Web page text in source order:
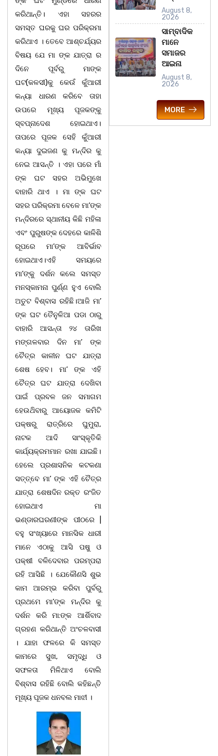
କରିଥାନ୍ତି। ଏହା ସହରର
ସମସ୍ତ ଘରକୁ ଘର ପରିକ୍ରମା
କରିଥାଏ । ତେବେ ଆଶ୍ଚର୍ଯ୍ୟର
ବିଷୟ ଯେ ମା ଙ୍କ ଯାତ୍ରା ର
ଦିନେ ପୂର୍ବରୁ ମାଙ୍କ
ଘଟ(କଳସୀ)କୁ କେଉଁ କୁଁଆରୀ
କନ୍ୟା ଧାରଣ କରିବେ ତାହା
ଉପରେ ମୂଖ୍ୟ ପୂଜକଙ୍କୁ
ସ୍ବପ୍ନାଦେଶ ହୋଇଥାଏ।
ତାପରେ ପୂଜକ ସେହି କୁଁଆରୀ
କନ୍ୟା ଦୁଇଜଣ କୁ ମନ୍ଦିର କୁ
ନେଇ ଆସନ୍ତି । ଏହା ପରେ ମାଁ
ଙ୍କ ଘଟ ସହର ଅଭିମୁଖେ
ବାହାରି ଥାଏ । ମା ଙ୍କ ଘଟ
ସହର ପରିକ୍ରମା ବେଳେ ମା’ଙ୍କ
ମନ୍ଦିରରେ ସ୍ଥାନୀୟ କିଛି ମହିଳା
ଏବଂ ପୁରୁଷଙ୍କ ଦେହରେ କାଳିଶି
ରୂପରେ ମା’ଙ୍କ ଆବିର୍ଭାବ
ହୋଇଥାଏ।ଏହି ସମୟରେ
ମା’ଙ୍କୁ ଦର୍ଶନ କଲେ ସମସ୍ତ
ମନସ୍କାମନା ପୁର୍ଣ୍ଣ ହୁଏ ବୋଲି
ଅତୁଟ ବିଶ୍ବାସ ରହିଛି।ଆଜି ମା’
ଙ୍କ ଘଟ ତୈନୁଳିଆ ପଡା ଠାରୁ
ବାହାରି ଆସନ୍ତା ୨୪ ତାରିଖ
ମଙ୍ଗଳବାର ଦିନ ମା’ ଙ୍କ
ଚୈତ୍ର କାଳୀନ ଘଟ ଯାତ୍ରା
ଶେଷ ହେବ। ମା’ ଙ୍କ ଏହି
ଚୈତ୍ର ଘଟ ଯାତ୍ରା ଦେଖ‌ିବା
ପାଇଁ ପ୍ରବଳ ଜନ ସମାଗମ
ହେଉଥ‌ିବାରୁ ଆୟୋଜକ କମିଟି
ପକ୍ଷରୁ ରାତ୍ରିରେ ଘୁମୁରା,
ନାଟକ ଆଦି ସାଂସ୍କୃତିକି
କାର୍ଯ୍ୟକ୍ରମମାନ ରଖା ଯାଇଛି।
ହେଲେ ପ୍ରଶାସନିକ କଟକଣା
ସତ୍ତ୍ବେ ମା’ ଙ୍କ ଏହି ଚୈତ୍ର
ଯାତ୍ରା ଶେଷଦିନ ରକ୍ତ ରଂଜିତ
ହୋଇଥାଏ ମା
ଭଣ୍ଡାରଘରଣୀଙ୍କ ପୀଠରେ |
ବହୁ ସଂଖ୍ୟାରେ ମାନସିକ ଧାରୀ
ମାନେ ଏଠାକୁ ଆସି ପଷୁ ଓ
ପକ୍ଷୀ ବଳିଦେବାର ପରମ୍ପରା
ରହି ଆସିଛି । ଯେକୌଣସି ଶୁଭ
କାମ ଆରମ୍ଭ କରିବା ପୁର୍ବରୁ
ପ୍ରଥମେ ମା’ଙ୍କ ମନ୍ଦିର କୁ
ଦର୍ଶନ କରି ମା:ଙ୍କ ଆର୍ଶିବାଦ
ଗ୍ରହଣ କରିଥାନ୍ତି ଅଂଚଳବାସୀ
। ଯାହା ଫଳରେ କି ସମସ୍ତ
କାମରେ ସୁଖ, ସମୃଦ୍ଧି ଓ
ସଫଳତା ମିଳିଥାଏ ବୋଲି
ବିଶ୍ବାସ ରହିଛି ବୋଲି କହିଛନ୍ତି
ମୂଖ୍ୟ ପୂଜକ ଧନବଲ ମାଝୀ ।
August 8,
2026
ସାମ୍ବାଦିକ
ମାନେ
ସମାଜର
ଆଇନା
August 8,
2026
MORE